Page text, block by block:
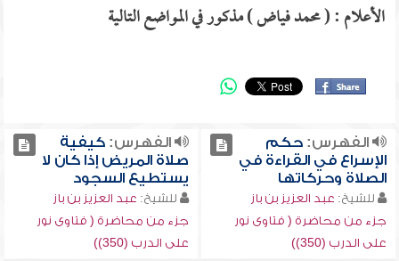
الأعلام : ( محمد فياض ) مذكور في المواضع التالية
الفهرس:حكم
الإسراع في القراءة في
الصلاة وحركاتها
للشيخ: عبد العزيز بن باز
جزء من محاضرة ( فتاوى نور
على الدرب (350))
الفهرس:كيفية
صلاة المريض إذا كان لا
يستطيع السجود
للشيخ: عبد العزيز بن باز
جزء من محاضرة ( فتاوى نور
على الدرب (350))